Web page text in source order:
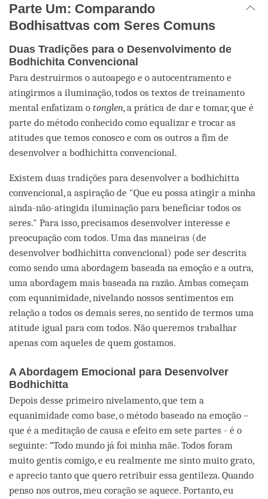
Parte Um: Comparando
Bodhisattvas com Seres Comuns
Duas Tradições para o Desenvolvimento de
Bodhichita Convencional
Para destruirmos o autoapego e o autocentramento e
atingirmos a iluminação, todos os textos de treinamento
mental enfatizam o tonglen, a prática de dar e tomar, que é
parte do método conhecido como equalizar e trocar as
atitudes que temos conosco e com os outros a fim de
desenvolver a bodhichitta convencional.
Existem duas tradições para desenvolver a bodhichitta
convencional, a aspiração de "Que eu possa atingir a minha
ainda-não-atingida iluminação para beneficiar todos os
seres." Para isso, precisamos desenvolver interesse e
preocupação com todos. Uma das maneiras (de
desenvolver bodhichitta convencional) pode ser descrita
como sendo uma abordagem baseada na emoção e a outra,
uma abordagem mais baseada na razão. Ambas começam
com equanimidade, nivelando nossos sentimentos em
relação a todos os demais seres, no sentido de termos uma
atitude igual para com todos. Não queremos trabalhar
apenas com aqueles de quem gostamos.
A Abordagem Emocional para Desenvolver
Bodhichitta
Depois desse primeiro nivelamento, que tem a
equanimidade como base, o método baseado na emoção –
que é a meditação de causa e efeito em sete partes - é o
seguinte: “Todo mundo já foi minha mãe. Todos foram
muito gentis comigo, e eu realmente me sinto muito grato,
e aprecio tanto que quero retribuir essa gentileza. Quando
penso nos outros, meu coração se aquece. Portanto, eu